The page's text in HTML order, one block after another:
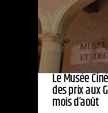
Le Musée
des prix aux
mois d’août